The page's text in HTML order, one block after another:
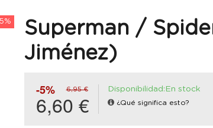
Superman /
Jiménez)
-5% 6,95 €
6,60 €
Disponibilidad:En stock
¿Qué significa esto?